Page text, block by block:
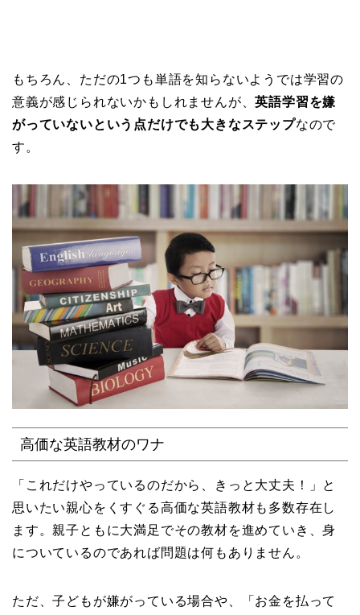
もちろん、ただの1つも単語を知らないようでは学習の
意義が感じられないかもしれませんが、英語学習を嫌
がっていないという点だけでも大きなステップなので
す。
高価な英語教材のワナ
「これだけやっているのだから、きっと大丈夫！」と
思いたい親心をくすぐる高価な英語教材も多数存在し
ます。親子ともに大満足でその教材を進めていき、身
についているのであれば問題は何もありません。
ただ、子どもが嫌がっている場合や、「お金を払って